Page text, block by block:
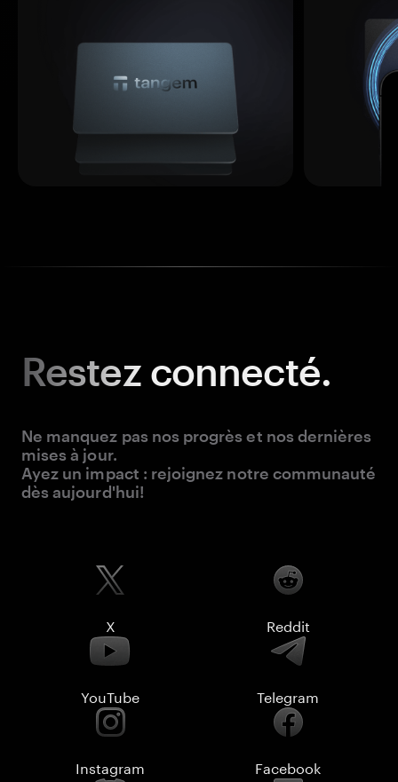
Restezconnecté.
Ne manquez pas nos progrès et nos dernières
mises à jour.
Ayez un impact : rejoignez notre communauté
dès aujourd'hui!
X Reddit
YouTube Telegram
Instagram Facebook